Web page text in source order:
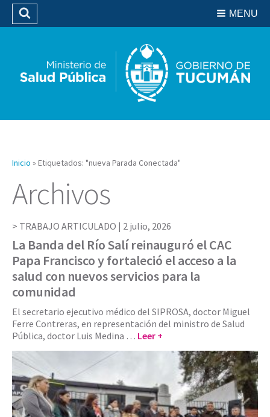
Biblioteca
MENU
Buscar
Inicio » Etiquetados: "nueva Parada Conectada"
Archivos
TRABAJO ARTICULADO | 2 julio, 2026
La Banda del Río Salí reinauguró el CAC
Papa Francisco y fortaleció el acceso a la
salud con nuevos servicios para la
comunidad
El secretario ejecutivo médico del SIPROSA, doctor Miguel
Ferre Contreras, en representación del ministro de Salud
Pública, doctor Luis Medina … Leer +